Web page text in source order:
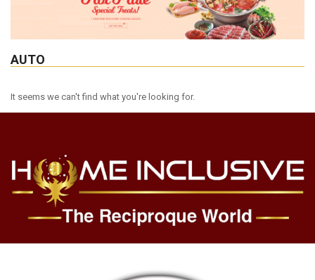
AUTO
It seems we can't find what you're looking for.